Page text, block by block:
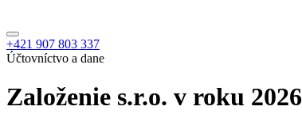
+421 907 803 337
Účtovníctvo a dane
Založenie s.r.o. v roku 2026